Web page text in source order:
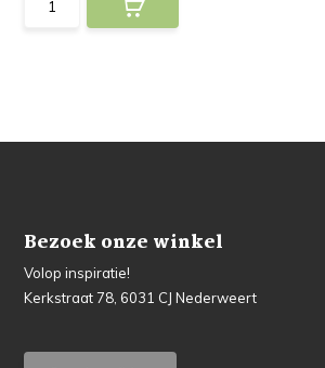
Bezoek onze winkel
Volop inspiratie!
Kerkstraat 78, 6031 CJ Nederweert